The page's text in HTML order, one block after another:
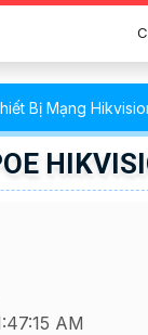
Bị Mạng
AM